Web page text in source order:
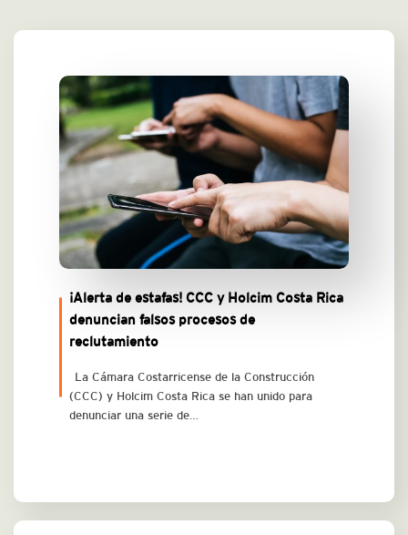
¡Alerta de estafas! CCC y Holcim Costa Rica
denuncian falsos procesos de
reclutamiento
La Cámara Costarricense de la Construcción
(CCC) y Holcim Costa Rica se han unido para
denunciar una serie de…